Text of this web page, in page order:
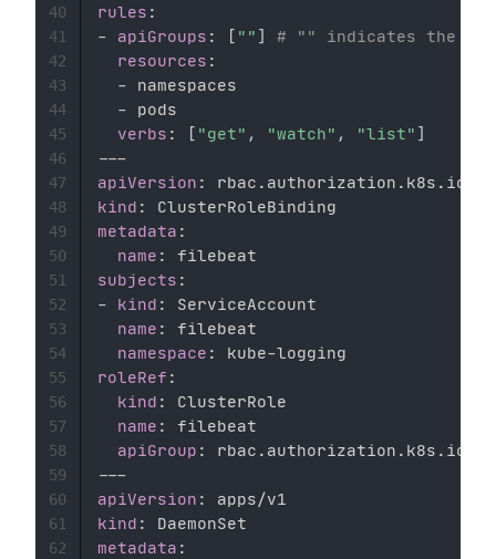
rules :
-
apiGroups : [ "" ]
# "" indicates the
resources :
- namespaces
- pods
verbs : [ "get" , "watch" , "list" ]
---
apiVersion :
kind :
metadata :
name :
subjects :
-
kind :
ServiceAccount
name :
filebeat
namespace : kube-
roleRef :
kind :
ClusterRole
name :
filebeat
apiGroup :
---
apiVersion :
kind :
metadata :
40
41
42
43
44
45
46
47
48
49
50
51
52
53
54
55
56
57
58
59
60
61
62